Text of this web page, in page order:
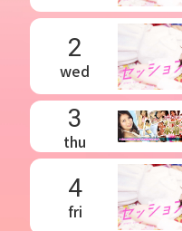
2
wed
3
thu
4
fri